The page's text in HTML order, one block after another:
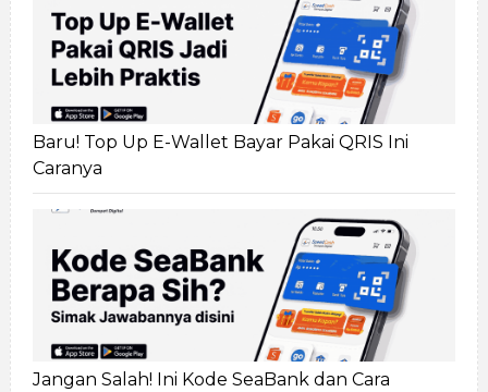
Baru! Top Up E-Wallet Bayar Pakai QRIS Ini
Caranya
Jangan Salah! Ini Kode SeaBank dan Cara